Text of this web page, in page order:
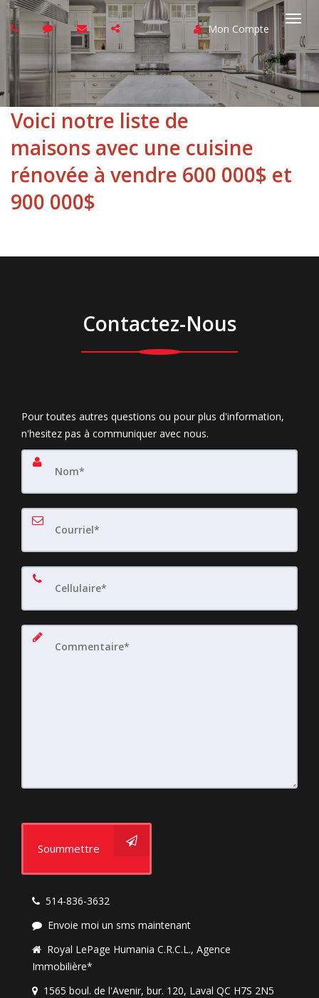
Mon Compte
la
Voici notre liste de
maisons avec une cuisine
rénovée à vendre 600 000$ et
900 000$
Contactez-Nous
Pour toutes autres questions ou pour plus d'information,
n'hesitez pas à communiquer avec nous.
Soummettre
514-836-3632
Envoie moi un sms maintenant
Royal LePage Humania C.R.C.L., Agence
Immobilière*
1565 boul. de l'Avenir, bur. 120, Laval QC H7S 2N5